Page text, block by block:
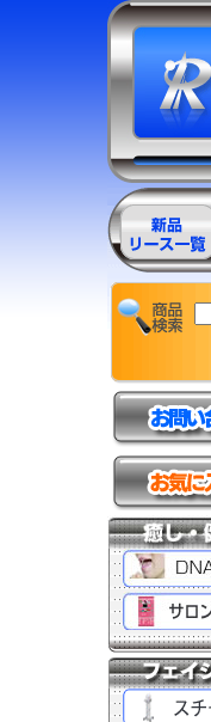
エステ美容用
品製品一覧